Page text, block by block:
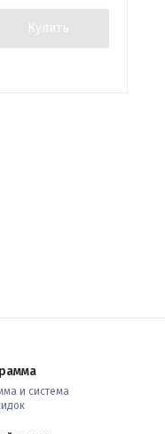
Купить
и система